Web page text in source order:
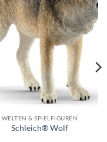
Wunschliste
WELTEN & SPIELFIGUREN
Schleich® Wolf